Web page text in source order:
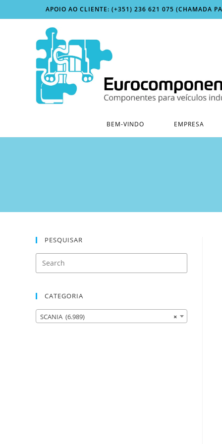
to
APOIO AO CLIENTE: (+351) 236 621 075 (CHAMADA
BEM-VINDO EMPRESA
PESQUISAR
CATEGORIA
×
SCANIA (6.989)